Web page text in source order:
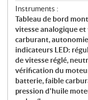
Instruments :
Tableau de bord
vitesse analogique
carburant,
indicateurs LED:
de vitesse réglé,
vérification du
batterie, faible
pression d'huile